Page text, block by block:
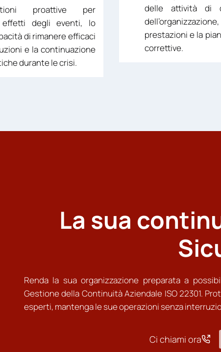
proattive per
effetti degli eventi, lo
di rimanere efficaci
e la continuazione
durante le crisi.
delle attività di
prestazioni e la
correttive.
La sua
Renda la sua organizzazione preparata a
Gestione della Continuità Aziendale ISO 22301.
esperti, mantenga le sue operazioni senza
Ci chiami ora